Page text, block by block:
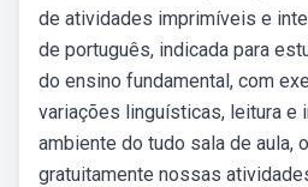
de atividades imprimíveis e
de português, indicada para
do ensino fundamental, com
variações linguísticas, leitura e
ambiente do tudo sala de aula,
gratuitamente nossas